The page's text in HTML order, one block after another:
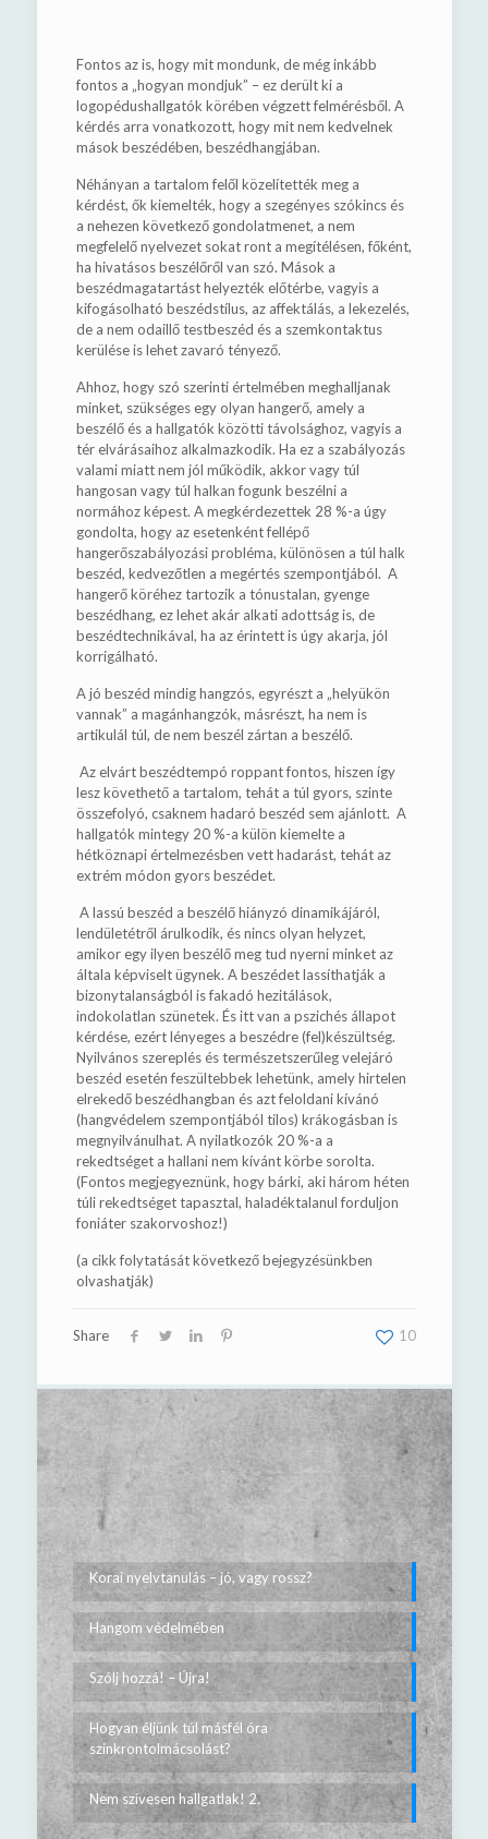
Fontos az is, hogy mit mondunk, de még inkább
fontos a „hogyan mondjuk” – ez derült ki a
logopédushallgatók körében végzett felmérésből. A
kérdés arra vonatkozott, hogy mit nem kedvelnek
mások beszédében, beszédhangjában.
Néhányan a tartalom felől közelítették meg a
kérdést, ők kiemelték, hogy a szegényes szókincs és
a nehezen következő gondolatmenet, a nem
megfelelő nyelvezet sokat ront a megítélésen, főként,
ha hivatásos beszélőről van szó. Mások a
beszédmagatartást helyezték előtérbe, vagyis a
kifogásolható beszédstílus, az affektálás, a lekezelés,
de a nem odaillő testbeszéd és a szemkontaktus
kerülése is lehet zavaró tényező.
Ahhoz, hogy szó szerinti értelmében meghalljanak
minket, szükséges egy olyan hangerő, amely a
beszélő és a hallgatók közötti távolsághoz, vagyis a
tér elvárásaihoz alkalmazkodik. Ha ez a szabályozás
valami miatt nem jól működik, akkor vagy túl
hangosan vagy túl halkan fogunk beszélni a
normához képest. A megkérdezettek 28 %-a úgy
gondolta, hogy az esetenként fellépő
hangerőszabályozási probléma, különösen a túl halk
beszéd, kedvezőtlen a megértés szempontjából. A
hangerő köréhez tartozik a tónustalan, gyenge
beszédhang, ez lehet akár alkati adottság is, de
beszédtechnikával, ha az érintett is úgy akarja, jól
korrigálható.
A jó beszéd mindig hangzós, egyrészt a „helyükön
vannak” a magánhangzók, másrészt, ha nem is
artikulál túl, de nem beszél zártan a beszélő.
Az elvárt beszédtempó roppant fontos, hiszen így
lesz követhető a tartalom, tehát a túl gyors, szinte
összefolyó, csaknem hadaró beszéd sem ajánlott. A
hallgatók mintegy 20 %-a külön kiemelte a
hétköznapi értelmezésben vett hadarást, tehát az
extrém módon gyors beszédet.
A lassú beszéd a beszélő hiányzó dinamikájáról,
lendületétről árulkodik, és nincs olyan helyzet,
amikor egy ilyen beszélő meg tud nyerni minket az
általa képviselt ügynek. A beszédet lassíthatják a
bizonytalanságból is fakadó hezitálások,
indokolatlan szünetek. És itt van a pszichés állapot
kérdése, ezért lényeges a beszédre (fel)készültség.
Nyilvános szereplés és természetszerűleg velejáró
beszéd esetén feszültebbek lehetünk, amely hirtelen
elrekedő beszédhangban és azt feloldani kívánó
(hangvédelem szempontjából tilos) krákogásban is
megnyilvánulhat. A nyilatkozók 20 %-a a
rekedtséget a hallani nem kívánt körbe sorolta.
(Fontos megjegyeznünk, hogy bárki, aki három héten
túli rekedtséget tapasztal, haladéktalanul forduljon
foniáter szakorvoshoz!)
(a cikk folytatását következő bejegyzésünkben
olvashatják)
Share 10
Korai nyelvtanulás – jó, vagy rossz?
Hangom védelmében
Szólj hozzá! – Újra!
Hogyan éljünk túl másfél óra
szinkrontolmácsolást?
Nem szívesen hallgatlak! 2.